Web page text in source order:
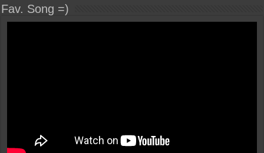
Fav. Song =)